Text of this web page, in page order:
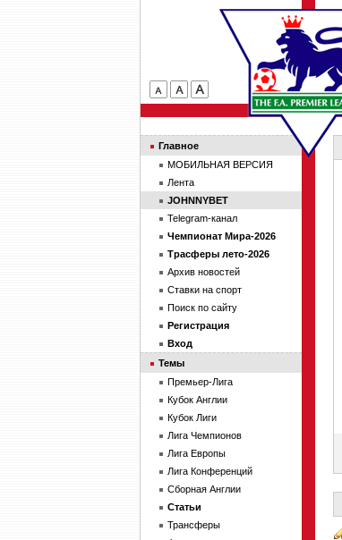
Главное
МОБИЛЬНАЯ ВЕРСИЯ
Лента
JOHNNYBET
Telegram-канал
Чемпионат Мира-2026
Трасферы лето-2026
Архив новостей
Ставки на спорт
Поиск по сайту
Регистрация
Вход
Темы
Премьер-Лига
Кубок Англии
Кубок Лиги
Лига Чемпионов
Лига Европы
Лига Конференций
Сборная Англии
Статьи
Трансферы